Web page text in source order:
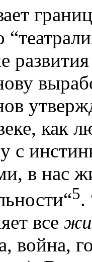
как
с
в нас
5.
все
война,